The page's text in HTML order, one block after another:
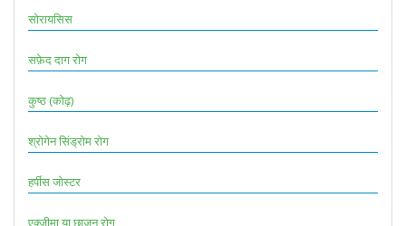
सोरायसिस
सफ़ेद दाग रोग
कुष्ठ (कोढ़)
श्रोगेन सिंड्रोम रोग
हर्पीस जोस्टर
एक्जीमा या छाजन रोग